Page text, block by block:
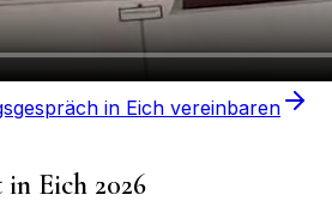
in Eich vereinbaren
in Eich 2026